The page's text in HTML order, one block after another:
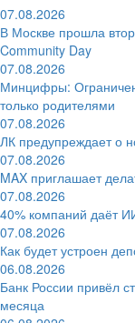
07.08.2026
В Москве прошла
Community Day
07.08.2026
Минцифры:
только родителями
07.08.2026
ЛК предупреждает о
07.08.2026
MAX приглашает
07.08.2026
40% компаний даёт
07.08.2026
Как будет устроен
06.08.2026
Банк России привёл
месяца